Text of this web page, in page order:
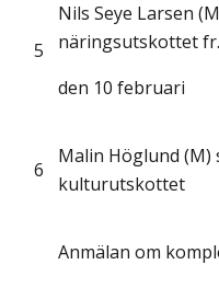
5
Nils Seye Larsen
näringsutskottet
den 10 februari
6
Malin Höglund (M)
kulturutskottet
Anmälan om